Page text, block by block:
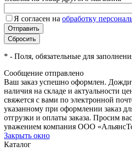
Я согласен на обработку
* - Поля, обязательные для
Сообщение отправлено
Ваш заказ успешно оформлен.
наличия на складе и актуальности
свяжется с вами по электронной
указанному при оформлении заказ
отгрузки и оплаты заказа. Просим
уважением компания ООО
Закрыть окно
Каталог